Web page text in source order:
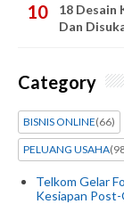
18 Desain
Dan
Category
BISNIS ONLINE(66)
PELUANG USAHA
Telkom Gelar
Kesiapan